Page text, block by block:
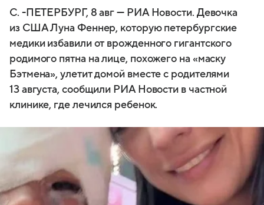
С. -ПЕТЕРБУРГ, 8 авг — РИА Новости. Девочка
из США Луна Феннер, которую петербургские
медики избавили от врожденного гигантского
родимого пятна на лице, похожего на «маску
Бэтмена», улетит домой вместе с родителями
13 августа, сообщили РИА Новости в частной
клинике, где лечился ребенок.